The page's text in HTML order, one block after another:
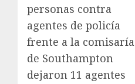
personas contra
agentes de policía
frente a la comisaría
de Southampton
dejaron 11 agentes